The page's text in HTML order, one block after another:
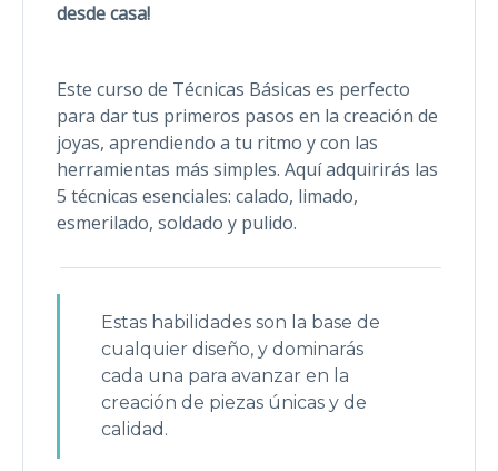
desde casa!
Este curso de Técnicas Básicas es perfecto
para dar tus primeros pasos en la creación de
joyas, aprendiendo a tu ritmo y con las
herramientas más simples. Aquí adquirirás las
5 técnicas esenciales: calado, limado,
esmerilado, soldado y pulido.
Estas habilidades son la base de
cualquier diseño, y dominarás
cada una para avanzar en la
creación de piezas únicas y de
calidad.